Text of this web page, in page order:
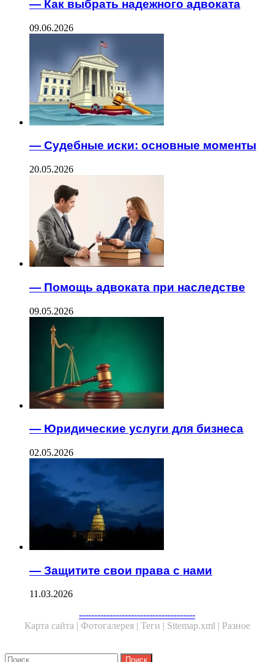
— Как выбрать надежного адвоката
09.06.2026
— Судебные иски: основные моменты
20.05.2026
— Помощь адвоката при наследстве
09.05.2026
— Юридические услуги для бизнеса
02.05.2026
— Защитите свои права с нами
11.03.2026
--------------------------------------
Карта сайта | Фотогалерея | Теги | Sitemap.xml | Разное
Close
Найти: